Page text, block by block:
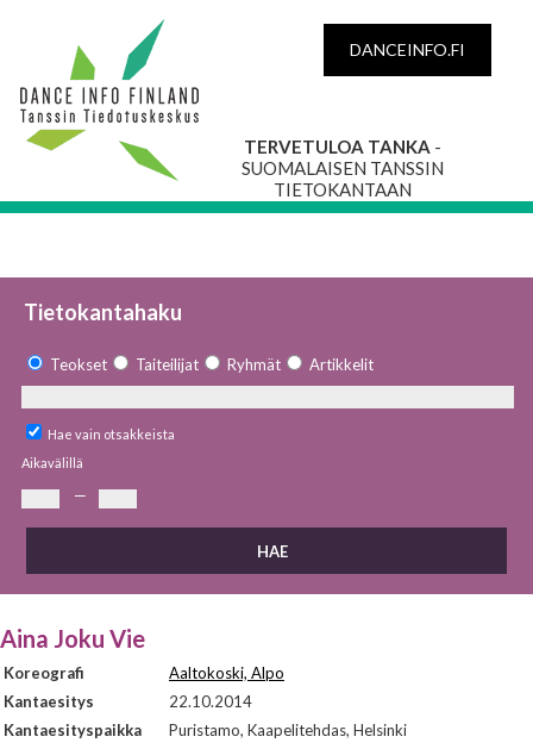
DANCEINFO.FI
TERVETULOA TANKA -
SUOMALAISEN TANSSIN
TIETOKANTAAN
Tietokantahaku
Teokset Taiteilijat Ryhmät Artikkelit
Hae vain otsakkeista
Aikavälillä
—
Aina Joku Vie
Koreografi
Aaltokoski, Alpo
Kantaesitys
22.10.2014
Kantaesityspaikka
Puristamo, Kaapelitehdas, Helsinki